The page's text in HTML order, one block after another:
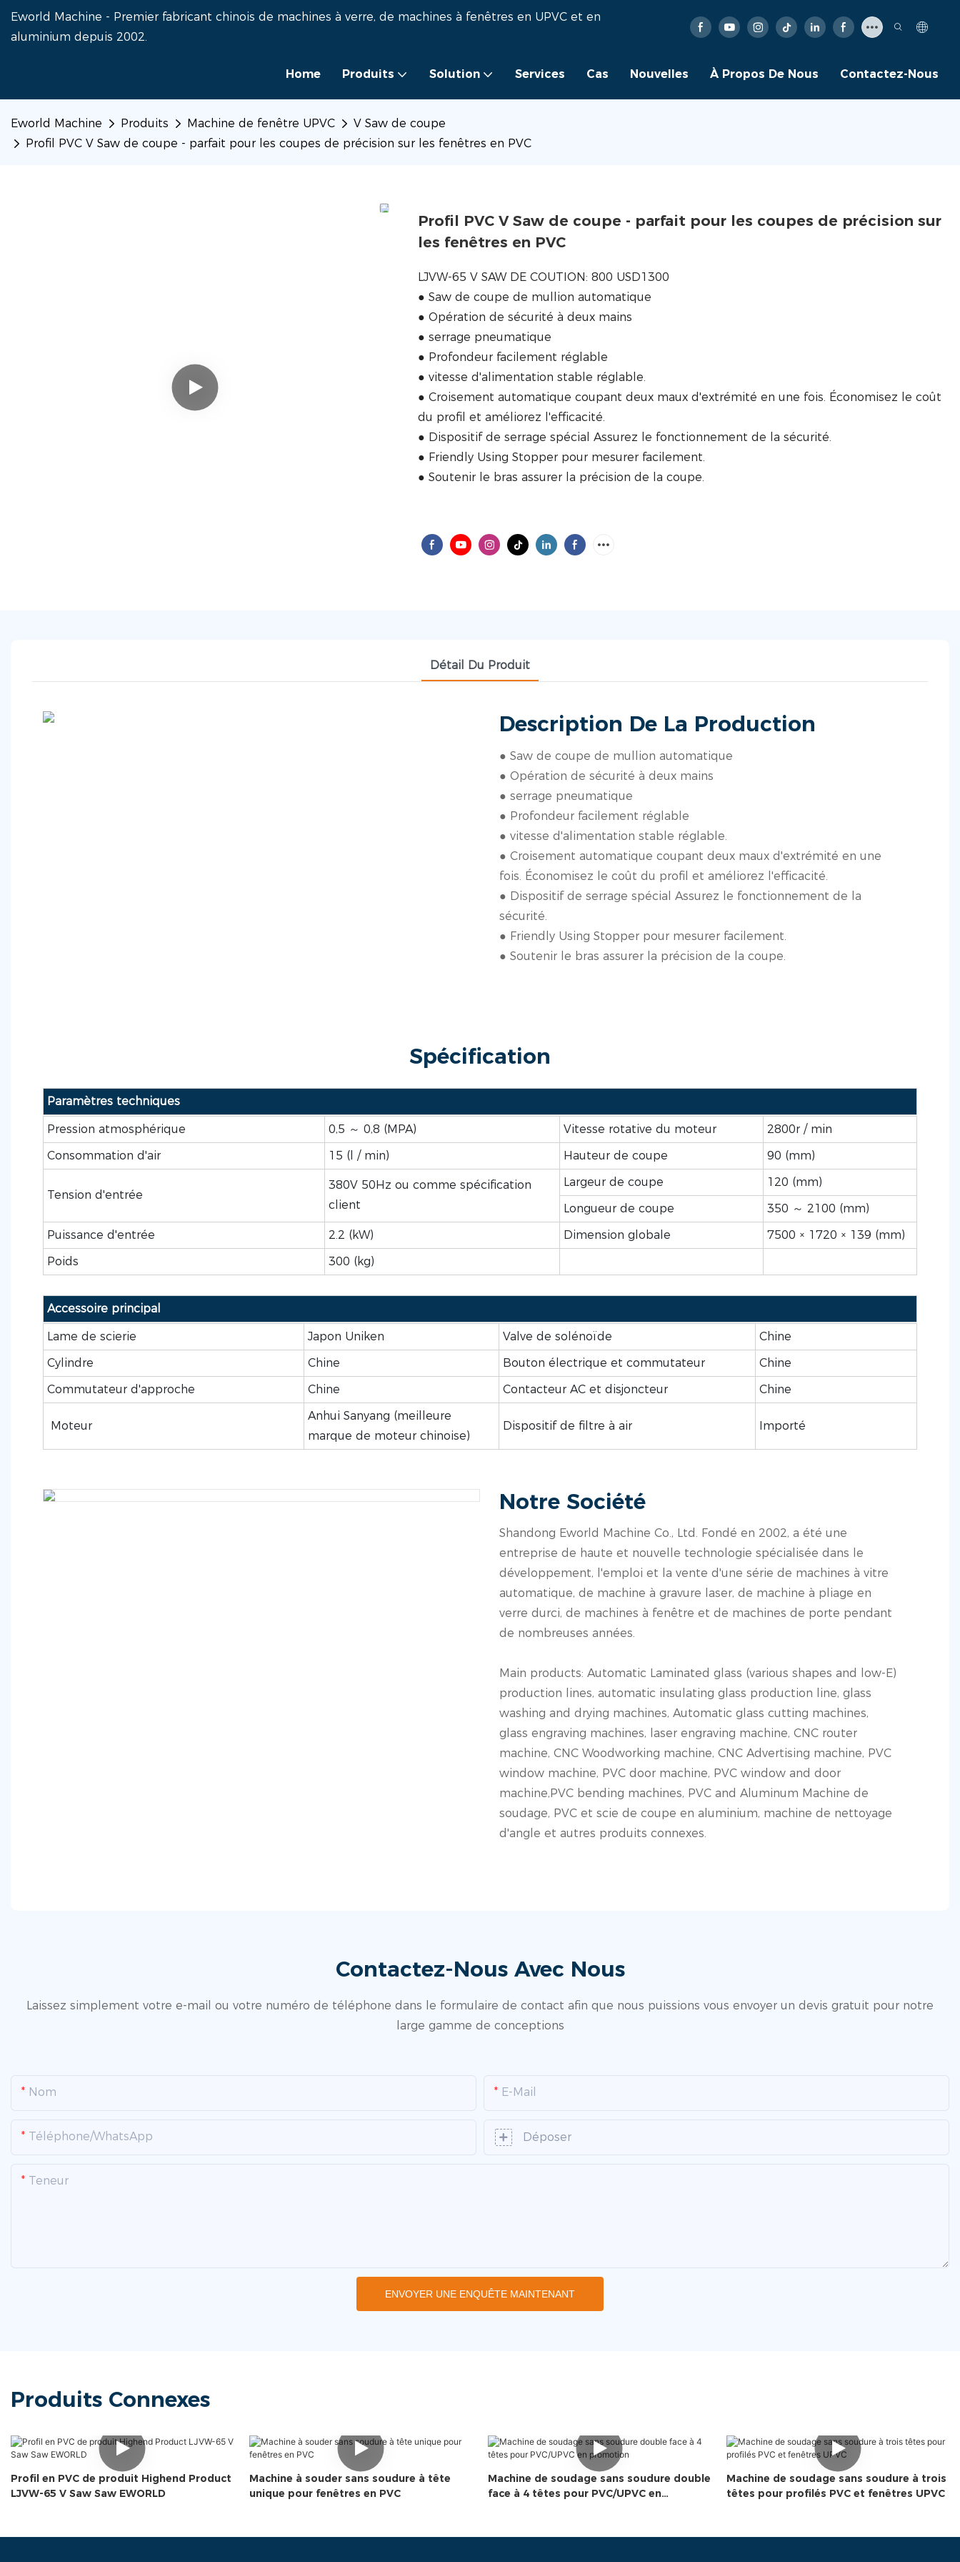
Eworld Machine - Premier fabricant chinois de machines à verre, de machines à fenêtres en UPVC et en
aluminium depuis 2002.
Home Produits Solution Services Cas Nouvelles À Propos De Nous Contactez-Nous
Eworld Machine Produits Machine de fenêtre UPVC
V Saw de coupe
Profil PVC V Saw de coupe - parfait pour les coupes de précision sur les fenêtres en PVC
Profil PVC V Saw de coupe - parfait pour les coupes de précision sur
les fenêtres en PVC
LJVW-65 V SAW DE COUTION: 800 USD1300
● Saw de coupe de mullion automatique
● Opération de sécurité à deux mains
● serrage pneumatique
● Profondeur facilement réglable
● vitesse d'alimentation stable réglable.
● Croisement automatique coupant deux maux d'extrémité en une fois. Économisez le coût
du profil et améliorez l'efficacité.
● Dispositif de serrage spécial Assurez le fonctionnement de la sécurité.
● Friendly Using Stopper pour mesurer facilement.
● Soutenir le bras assurer la précision de la coupe.
Détail Du Produit
Description De La Production
● Saw de coupe de mullion automatique
● Opération de sécurité à deux mains
● serrage pneumatique
● Profondeur facilement réglable
● vitesse d'alimentation stable réglable.
● Croisement automatique coupant deux maux d'extrémité en une
fois. Économisez le coût du profil et améliorez l'efficacité.
● Dispositif de serrage spécial Assurez le fonctionnement de la
sécurité.
● Friendly Using Stopper pour mesurer facilement.
● Soutenir le bras assurer la précision de la coupe.
Spécification
Paramètres techniques
Pression atmosphérique 0,5 ～ 0,8 (MPA) Vitesse rotative du moteur
2800r / min
Consommation d'air
15 (l / min) Hauteur de coupe 90 (mm)
Tension d'entrée
380V 50Hz ou comme spécification
client
Largeur de coupe
120 (mm)
Longueur de coupe
350 ～ 2100 (mm)
Puissance d'entrée
2.2 (kW) Dimension globale
7500 × 1720 × 139 (mm)
Poids
300 (kg)
Accessoire principal
Lame de scierie Japon Uniken Valve de solénoïde
Chine
Cylindre
Chine Bouton électrique et commutateur
Chine
Commutateur d'approche
Chine Contacteur AC et disjoncteur Chine
Moteur
Anhui Sanyang (meilleure
marque de moteur chinoise)
Dispositif de filtre à air Importé
Notre Société
Shandong Eworld Machine Co., Ltd. Fondé en 2002, a été une
entreprise de haute et nouvelle technologie spécialisée dans le
développement, l'emploi et la vente d'une série de machines à vitre
automatique, de machine à gravure laser, de machine à pliage en
verre durci, de machines à fenêtre et de machines de porte pendant
de nombreuses années.
Main products: Automatic Laminated glass (various shapes and low-E)
production lines, automatic insulating glass production line, glass
washing and drying machines, Automatic glass cutting machines,
glass engraving machines, laser engraving machine, CNC router
machine, CNC Woodworking machine, CNC Advertising machine, PVC
window machine, PVC door machine, PVC window and door
machine,PVC bending machines, PVC and Aluminum Machine de
soudage, PVC et scie de coupe en aluminium, machine de nettoyage
d'angle et autres produits connexes.
Contactez-Nous Avec Nous
Laissez simplement votre e-mail ou votre numéro de téléphone dans le formulaire de contact afin que nous puissions vous envoyer un devis gratuit pour notre
large gamme de conceptions
Nom E-Mail
Téléphone/WhatsApp Déposer
Teneur
ENVOYER UNE ENQUÊTE MAINTENANT
Produits Connexes
Profil en PVC de produit Highend Product
LJVW-65 V Saw Saw EWORLD
Machine à souder sans soudure à tête
unique pour fenêtres en PVC
Machine de soudage sans soudure double
face à 4 têtes pour PVC/UPVC en
Machine de soudage sans soudure à trois
têtes pour profilés PVC et fenêtres UPVC